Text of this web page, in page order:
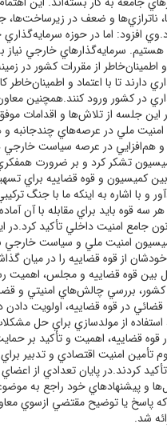
ناترازي‌ها و ضعف در زيرساخت‌ها،
افزود: اما در حوزه
سرمايه‌گذارهاي خارجي نياز
اطمينان‌خاطر از مقررات کشور در
دارند تا با اعتماد و اطمينان‌خاطر
در کشور ورود کنند.همچنين
اين جلسه از تلاش‌ها و اقدامات
ملي در عرصه‌هاي چندجانبه
هم‌افزايي در عرصه سياست خارجي
تشکر کرد و بر ضرورت
کميسيون و قوه قضاييه براي
و با اشاره به اينکه ما با جنگ
سه قوه بايد براي مقابله با آن
جامع امنيت داخلي تأکيد کرد.در
امنيت ملي و سياست خارجي
از قوه قضاييه را در ميان
بين قوه قضاييه و مجلس، اهميت
کشور، بررسي چالش‌هاي امنيتي و
قضائي در قوه قضاييه، اولويت
استفاده از مولدسازي براي حل
قوه قضاييه، اهميت و تأکيد بر
تأمين امنيت اقتصادي و تدبير
کردند.در پايان تعدادي از
و پيشنهادهاي خود راجع به
که پاسخ يا توضيح مقتضي ازسوي
شد.